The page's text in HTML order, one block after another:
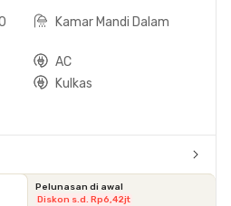
Kamar Mandi Dalam
AC
Kulkas
Pelunasan di awal
Diskon s.d. Rp6,42jt